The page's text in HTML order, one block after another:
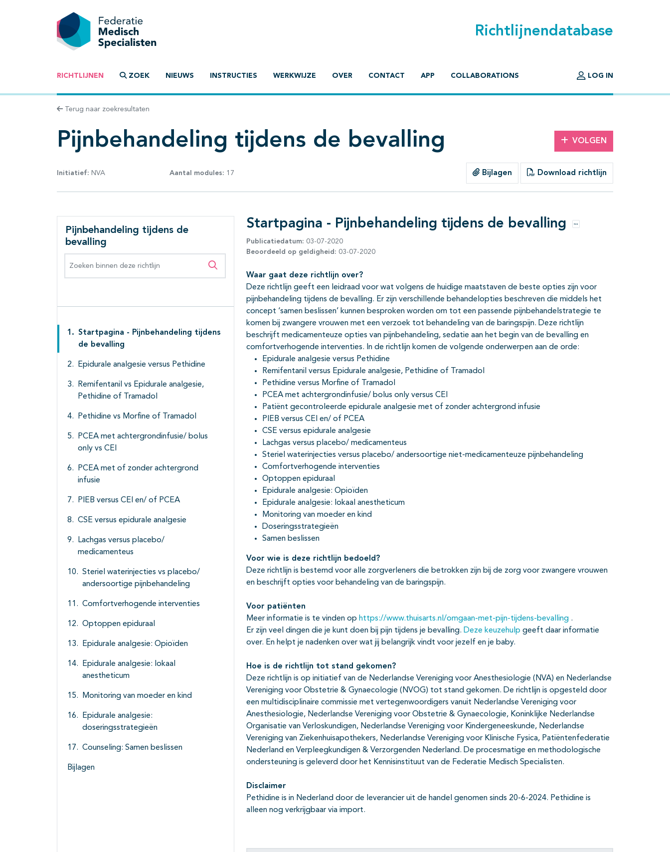
Richtlijnendatabase
RICHTLIJNEN ZOEK NIEUWS INSTRUCTIES WERKWIJZE OVER CONTACT APP COLLABORATIONS LOG IN
Terug naar zoekresultaten
Pijnbehandeling tijdens de bevalling VOLGEN
Initiatief: NVA Aantal modules: 17 Bijlagen Download richtlijn
Pijnbehandeling tijdens de
bevalling
Zoeken binnen deze richtlijn
Startpagina - Pijnbehandeling tijdens
de bevalling
Epidurale analgesie versus Pethidine
Remifentanil vs Epidurale analgesie,
Pethidine of Tramadol
Pethidine vs Morfine of Tramadol
PCEA met achtergrondinfusie/ bolus
only vs CEI
PCEA met of zonder achtergrond
infusie
PIEB versus CEI en/ of PCEA
CSE versus epidurale analgesie
Lachgas versus placebo/
medicamenteus
Steriel waterinjecties vs placebo/
andersoortige pijnbehandeling
Comfortverhogende interventies
Optoppen epiduraal
Epidurale analgesie: Opioïden
Epidurale analgesie: lokaal
anestheticum
Monitoring van moeder en kind
Epidurale analgesie:
doseringsstrategieën
Counseling: Samen beslissen
Bijlagen
Startpagina - Pijnbehandeling tijdens de bevalling Opties
Publicatiedatum: 03-07-2020
Beoordeeld op geldigheid: 03-07-2020
Waar gaat deze richtlijn over?
Deze richtlijn geeft een leidraad voor wat volgens de huidige maatstaven de beste opties zijn voor
pijnbehandeling tijdens de bevalling. Er zijn verschillende behandelopties beschreven die middels het
concept ‘samen beslissen’ kunnen besproken worden om tot een passende pijnbehandelstrategie te
komen bij zwangere vrouwen met een verzoek tot behandeling van de baringspijn. Deze richtlijn
beschrijft medicamenteuze opties van pijnbehandeling, sedatie aan het begin van de bevalling en
comfortverhogende interventies. In de richtlijn komen de volgende onderwerpen aan de orde:
Epidurale analgesie versus Pethidine
Remifentanil versus Epidurale analgesie, Pethidine of Tramadol
Pethidine versus Morfine of Tramadol
PCEA met achtergrondinfusie/ bolus only versus CEI
Patiënt gecontroleerde epidurale analgesie met of zonder achtergrond infusie
PIEB versus CEI en/ of PCEA
CSE versus epidurale analgesie
Lachgas versus placebo/ medicamenteus
Steriel waterinjecties versus placebo/ andersoortige niet-medicamenteuze pijnbehandeling
Comfortverhogende interventies
Optoppen epiduraal
Epidurale analgesie: Opioïden
Epidurale analgesie: lokaal anestheticum
Monitoring van moeder en kind
Doseringsstrategieën
Samen beslissen
Voor wie is deze richtlijn bedoeld?
Deze richtlijn is bestemd voor alle zorgverleners die betrokken zijn bij de zorg voor zwangere vrouwen
en beschrijft opties voor behandeling van de baringspijn.
Voor patiënten
Meer informatie is te vinden op https://www.thuisarts.nl/omgaan-met-pijn-tijdens-bevalling .
Er zijn veel dingen die je kunt doen bij pijn tijdens je bevalling. Deze keuzehulp geeft daar informatie
over. En helpt je nadenken over wat jij belangrijk vindt voor jezelf en je baby.
Hoe is de richtlijn tot stand gekomen?
Deze richtlijn is op initiatief van de Nederlandse Vereniging voor Anesthesiologie (NVA) en Nederlandse
Vereniging voor Obstetrie & Gynaecologie (NVOG) tot stand gekomen. De richtlijn is opgesteld door
een multidisciplinaire commissie met vertegenwoordigers vanuit Nederlandse Vereniging voor
Anesthesiologie, Nederlandse Vereniging voor Obstetrie & Gynaecologie, Koninklijke Nederlandse
Organisatie van Verloskundigen, Nederlandse Vereniging voor Kindergeneeskunde, Nederlandse
Vereniging van Ziekenhuisapothekers, Nederlandse Vereniging voor Klinische Fysica, Patiëntenfederatie
Nederland en Verpleegkundigen & Verzorgenden Nederland. De procesmatige en methodologische
ondersteuning is geleverd door het Kennisinstituut van de Federatie Medisch Specialisten.
Disclaimer
Pethidine is in Nederland door de leverancier uit de handel genomen sinds 20-6-2024. Pethidine is
alleen nog verkrijgbaar via import.